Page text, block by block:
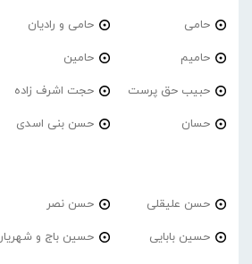
حامی حامی و رادیان
حامیم حامین
حبیب حق پرست حجت اشرف زاده
حسان حسن بنی اسدی
حسن علیقلی حسن نصر
حسین بابایی حسین باج و شهریار